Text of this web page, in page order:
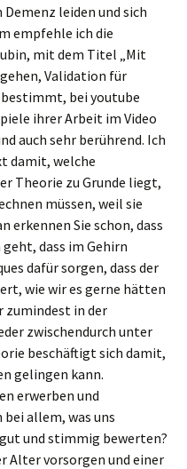
leiden und sich
empfehle ich die
mit dem Titel „Mit
Validation für
bestimmt, bei youtube
ihrer Arbeit im Video
auch sehr berührend. Ich
damit, welche
Theorie zu Grunde liegt,
müssen, weil sie
erkennen Sie schon, dass
dass im Gehirn
dafür sorgen, dass der
wie wir es gerne hätten
zumindest in der
zwischendurch unter
beschäftigt sich damit,
gelingen kann.
erwerben und
allem, was uns
und stimmig bewerten?
Alter vorsorgen und einer